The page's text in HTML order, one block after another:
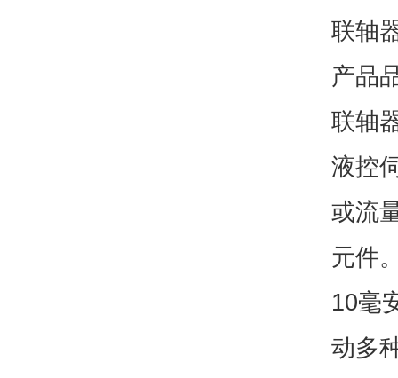
联轴
产品
联轴
液控
或流
元件
10毫
动多